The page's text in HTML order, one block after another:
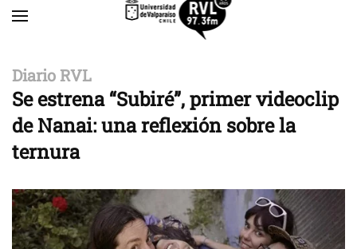
Diario RVL
Se estrena “Subiré”, primer videoclip
de Nanai: una reflexión sobre la
ternura